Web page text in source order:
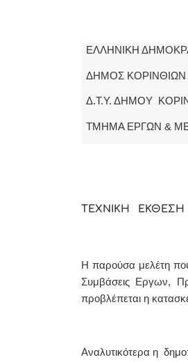
ΕΛΛΗΝΙΚΗ
ΔΗΜΟΣ ΚΟΡΙΝΘΙΩΝ
Δ.Τ.Υ. ΔΗΜΟΥ
ΤΜΗΜΑ ΕΡΓΩΝ &
ΤΕΧΝΙΚΗ ΕΚΘΕΣΗ
Η παρούσα μελέτη
Συμβάσεις Εργων,
προβλέπεται η
Αναλυτικότερα η